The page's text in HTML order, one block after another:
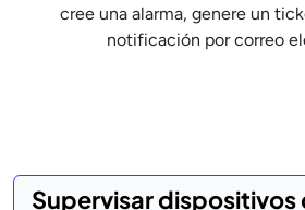
cree una alarma, genere un
notificación por correo
Supervisar dispositivos